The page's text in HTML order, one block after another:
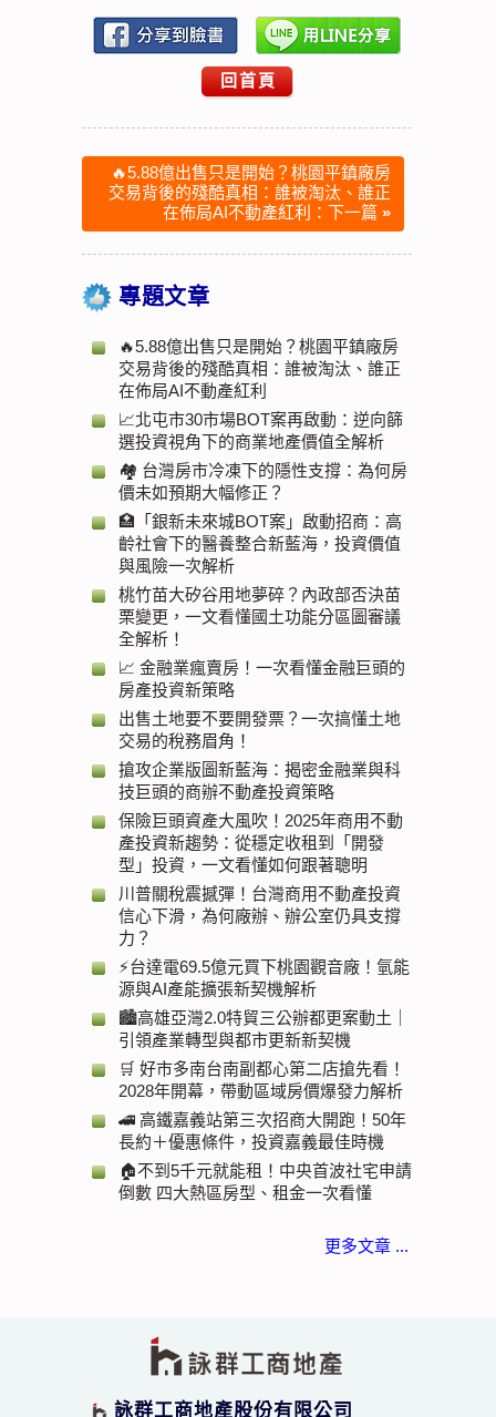
回首頁
🔥5.88億出售只是開始？桃園平鎮廠房
交易背後的殘酷真相：誰被淘汰、誰正
在佈局AI不動產紅利：下一篇 »
專題文章
🔥5.88億出售只是開始？桃園平鎮廠房
交易背後的殘酷真相：誰被淘汰、誰正
在佈局AI不動產紅利
📈北屯市30市場BOT案再啟動：逆向篩
選投資視角下的商業地產價值全解析
🏘️ 台灣房市冷凍下的隱性支撐：為何房
價未如預期大幅修正？
🏥「銀新未來城BOT案」啟動招商：高
齡社會下的醫養整合新藍海，投資價值
與風險一次解析
桃竹苗大矽谷用地夢碎？內政部否決苗
栗變更，一文看懂國土功能分區圖審議
全解析！
📈 金融業瘋賣房！一次看懂金融巨頭的
房產投資新策略
出售土地要不要開發票？一次搞懂土地
交易的稅務眉角！
搶攻企業版圖新藍海：揭密金融業與科
技巨頭的商辦不動產投資策略
保險巨頭資產大風吹！2025年商用不動
產投資新趨勢：從穩定收租到「開發
型」投資，一文看懂如何跟著聰明
川普關稅震撼彈！台灣商用不動產投資
信心下滑，為何廠辦、辦公室仍具支撐
力？
⚡台達電69.5億元買下桃園觀音廠！氫能
源與AI產能擴張新契機解析
🏙️高雄亞灣2.0特貿三公辦都更案動土｜
引領產業轉型與都市更新新契機
🛒 好市多南台南副都心第二店搶先看！
2028年開幕，帶動區域房價爆發力解析
🚄 高鐵嘉義站第三次招商大開跑！50年
長約＋優惠條件，投資嘉義最佳時機
🏠不到5千元就能租！中央首波社宅申請
倒數 四大熱區房型、租金一次看懂
更多文章 ...
詠群工商地產股份有限公司